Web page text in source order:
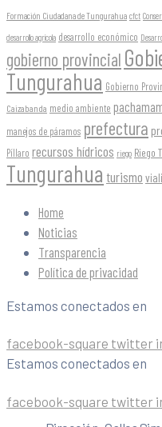
Formación Ciudadana de Tungurahua cfct
desarrollo agrícola desarrollo económico
gobierno provincial
Tungurahua Gobierno
Caizabanda medio ambiente
manejos de páramos prefectura
Píllaro recursos hídricos riego Riego
Tungurahua turismo
Home
Noticias
Transparencia
Política de privacidad
Estamos conectados en
facebook-square twitter
Estamos conectados en
facebook-square twitter